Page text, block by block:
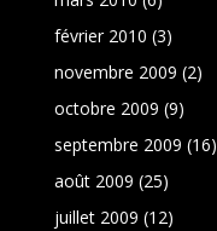
février 2010 (3)
novembre 2009 (2)
octobre 2009 (9)
septembre 2009 (16)
août 2009 (25)
juillet 2009 (12)